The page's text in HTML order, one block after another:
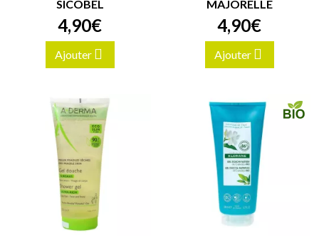
SICOBEL
4,90€
Ajouter
MAJORELLE
4,90€
Ajouter